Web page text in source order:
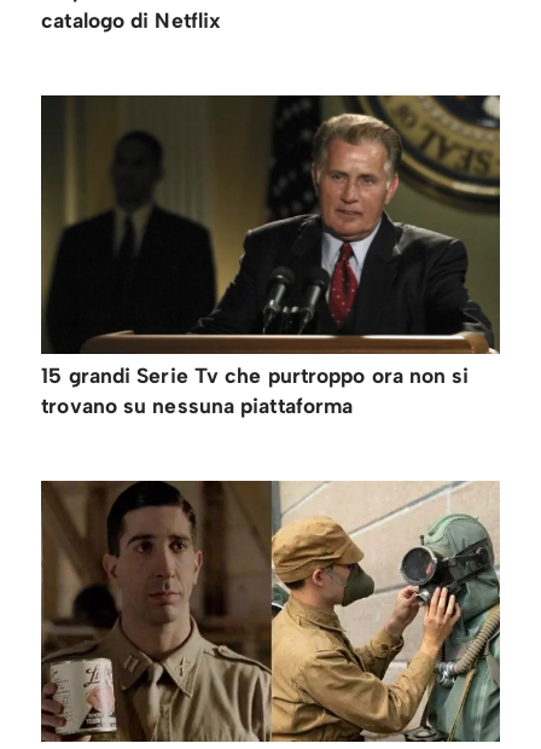
catalogo di Netflix
15 grandi Serie Tv che purtroppo ora non si
trovano su nessuna piattaforma